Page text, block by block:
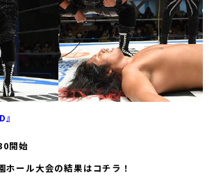
開始
ホール大会の結果はコチラ！